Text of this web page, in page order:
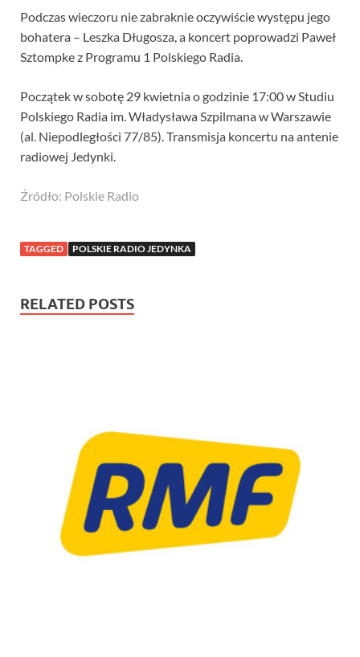
Podczas wieczoru nie zabraknie oczywiście występu jego
bohatera – Leszka Długosza, a koncert poprowadzi Paweł
Sztompke z Programu 1 Polskiego Radia.
Początek w sobotę 29 kwietnia o godzinie 17:00 w Studiu
Polskiego Radia im. Władysława Szpilmana w Warszawie
(al. Niepodległości 77/85). Transmisja koncertu na antenie
radiowej Jedynki.
Źródło: Polskie Radio
TAGGED POLSKIE RADIO JEDYNKA
RELATED POSTS